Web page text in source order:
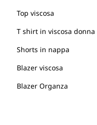
Top viscosa
T shirt in viscosa donna
Shorts in nappa
Blazer viscosa
Blazer Organza